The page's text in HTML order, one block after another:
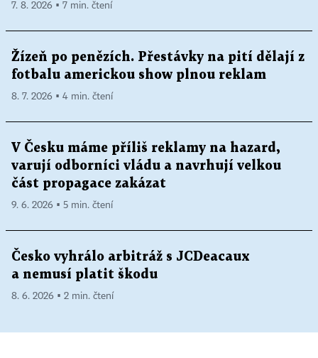
7. 8. 2026 ▪ 7 min. čtení
Žízeň po penězích. Přestávky na pití dělají z
fotbalu americkou show plnou reklam
8. 7. 2026 ▪ 4 min. čtení
V Česku máme příliš reklamy na hazard,
varují odborníci vládu a navrhují velkou
část propagace zakázat
9. 6. 2026 ▪ 5 min. čtení
Česko vyhrálo arbitráž s JCDeacaux
a nemusí platit škodu
8. 6. 2026 ▪ 2 min. čtení